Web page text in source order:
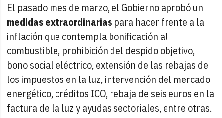
El pasado mes de marzo, el Gobierno aprobó un
medidas extraordinarias para hacer frente a la
inflación que contempla bonificación al
combustible, prohibición del despido objetivo,
bono social eléctrico, extensión de las rebajas de
los impuestos en la luz, intervención del mercado
energético, créditos ICO, rebaja de seis euros en la
factura de la luz y ayudas sectoriales, entre otras.